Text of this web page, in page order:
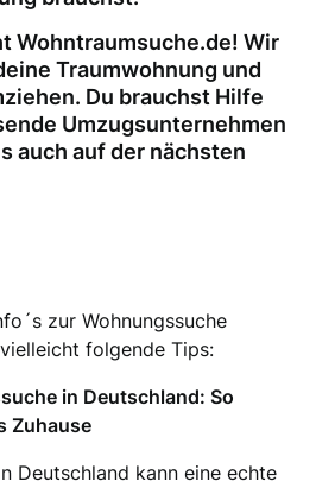
Wohntraumsuche.de! Wir
Traumwohnung und
Du brauchst Hilfe
Umzugsunternehmen
auch auf der nächsten
zur Wohnungssuche
folgende Tips:
in Deutschland: So
Zuhause
Deutschland kann eine echte